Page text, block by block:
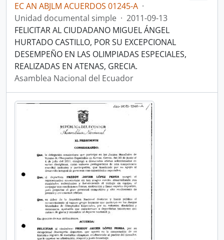
EC AN ABJLM ACUERDOS 01245-A ·
Unidad documental simple · 2011-09-13
FELICITAR AL CIUDADANO MIGUEL ÁNGEL
HURTADO CASTILLO, POR SU EXCEPCIONAL
DESEMPEÑO EN LAS OLIMPIADAS ESPECIALES,
REALIZADAS EN ATENAS, GRECIA.
Asamblea Nacional del Ecuador